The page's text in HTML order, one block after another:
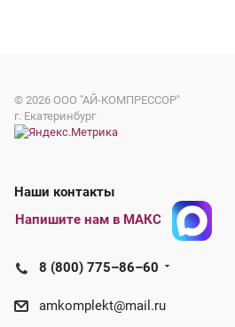
© 2026 ООО "АЙ-КОМПРЕССОР"
г. Екатеринбург
Наши контакты
Напишите нам в МАКС
8 (800) 775–86–60
amkomplekt@mail.ru